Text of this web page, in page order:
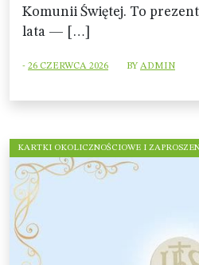
Komunii Świętej. To
lata — […]
- 26 CZERWCA 2026 BYADMIN
KARTKI OKOLICZNOŚCIOWE I